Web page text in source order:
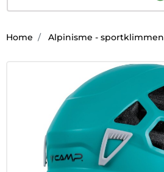
Home Alpinisme - sportklimmen